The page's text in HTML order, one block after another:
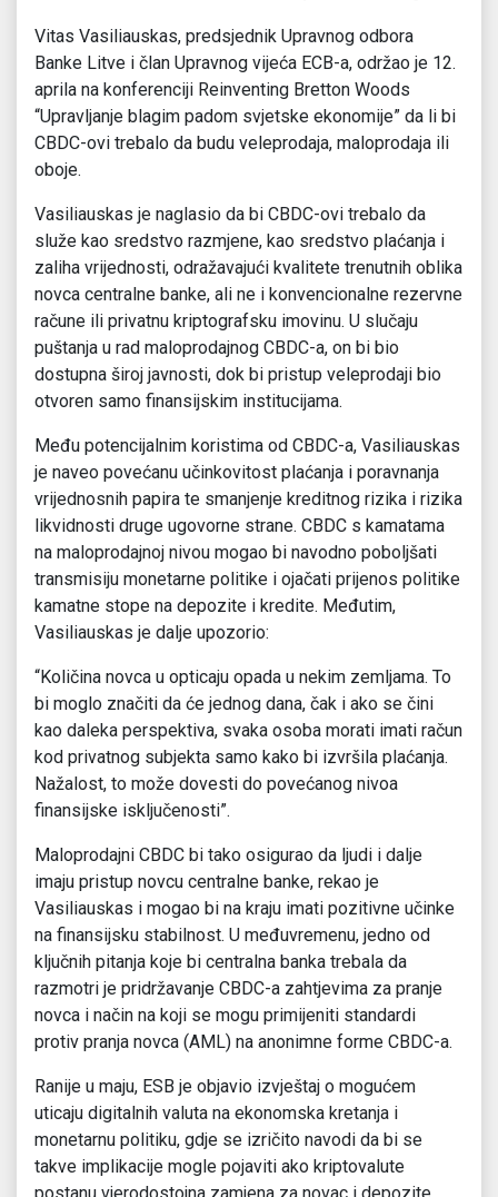
Vitas Vasiliauskas, predsjednik Upravnog odbora
Banke Litve i član Upravnog vijeća ECB-a, održao je 12.
aprila na konferenciji Reinventing Bretton Woods
“Upravljanje blagim padom svjetske ekonomije” da li bi
CBDC-ovi trebalo da budu veleprodaja, maloprodaja ili
oboje.
Vasiliauskas je naglasio da bi CBDC-ovi trebalo da
služe kao sredstvo razmjene, kao sredstvo plaćanja i
zaliha vrijednosti, odražavajući kvalitete trenutnih oblika
novca centralne banke, ali ne i konvencionalne rezervne
račune ili privatnu kriptografsku imovinu. U slučaju
puštanja u rad maloprodajnog CBDC-a, on bi bio
dostupna široj javnosti, dok bi pristup veleprodaji bio
otvoren samo finansijskim institucijama.
Među potencijalnim koristima od CBDC-a, Vasiliauskas
je naveo povećanu učinkovitost plaćanja i poravnanja
vrijednosnih papira te smanjenje kreditnog rizika i rizika
likvidnosti druge ugovorne strane. CBDC s kamatama
na maloprodajnoj nivou mogao bi navodno poboljšati
transmisiju monetarne politike i ojačati prijenos politike
kamatne stope na depozite i kredite. Međutim,
Vasiliauskas je dalje upozorio:
“Količina novca u opticaju opada u nekim zemljama. To
bi moglo značiti da će jednog dana, čak i ako se čini
kao daleka perspektiva, svaka osoba morati imati račun
kod privatnog subjekta samo kako bi izvršila plaćanja.
Nažalost, to može dovesti do povećanog nivoa
finansijske isključenosti”.
Maloprodajni CBDC bi tako osigurao da ljudi i dalje
imaju pristup novcu centralne banke, rekao je
Vasiliauskas i mogao bi na kraju imati pozitivne učinke
na finansijsku stabilnost. U međuvremenu, jedno od
ključnih pitanja koje bi centralna banka trebala da
razmotri je pridržavanje CBDC-a zahtjevima za pranje
novca i način na koji se mogu primijeniti standardi
protiv pranja novca (AML) na anonimne forme CBDC-a.
Ranije u maju, ESB je objavio izvještaj o mogućem
uticaju digitalnih valuta na ekonomska kretanja i
monetarnu politiku, gdje se izričito navodi da bi se
takve implikacije mogle pojaviti ako kriptovalute